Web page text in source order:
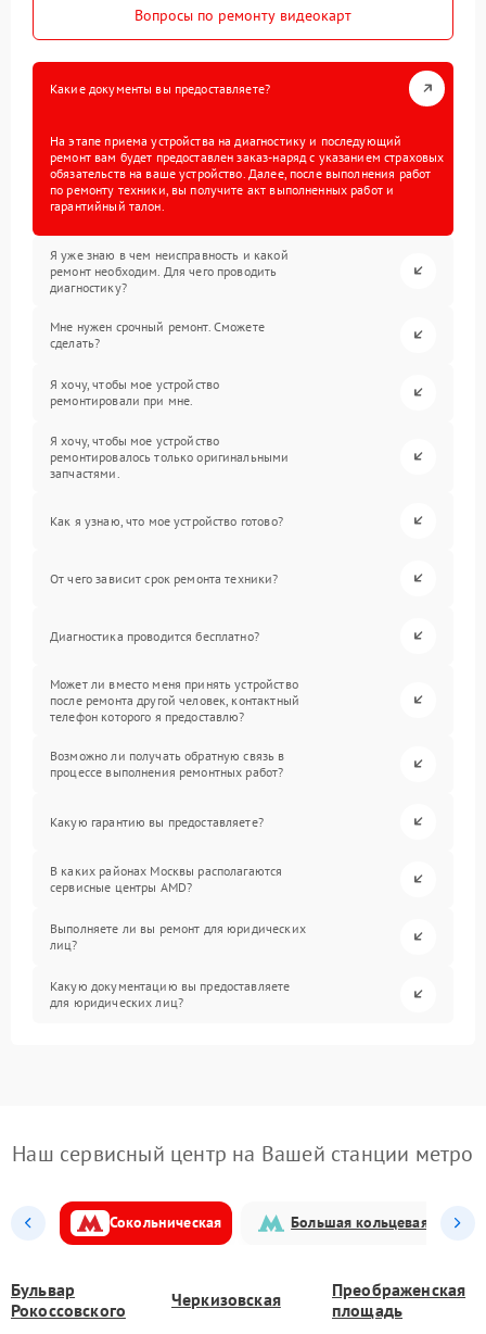
Вопросы по ремонту видеокарт
Какие документы вы предоставляете?
На этапе приема устройства на диагностику и последующий
ремонт вам будет предоставлен заказ-наряд с указанием страховых
обязательств на ваше устройство. Далее, после выполнения работ
по ремонту техники, вы получите акт выполненных работ и
гарантийный талон.
Я уже знаю в чем неисправность и какой
ремонт необходим. Для чего проводить
диагностику?
Мне нужен срочный ремонт. Сможете
сделать?
Я хочу, чтобы мое устройство
ремонтировали при мне.
Я хочу, чтобы мое устройство
ремонтировалось только оригинальными
запчастями.
Как я узнаю, что мое устройство готово?
От чего зависит срок ремонта техники?
Диагностика проводится бесплатно?
Может ли вместо меня принять устройство
после ремонта другой человек, контактный
телефон которого я предоставлю?
Возможно ли получать обратную связь в
процессе выполнения ремонтных работ?
Какую гарантию вы предоставляете?
В каких районах Москвы располагаются
сервисные центры AMD?
Выполняете ли вы ремонт для юридических
лиц?
Какую документацию вы предоставляете
для юридических лиц?
Наш сервисный центр на Вашей станции метро
Сокольническая Большая кольцевая
Бульвар
Рокоссовского
Черкизовская
Преображенская
площадь